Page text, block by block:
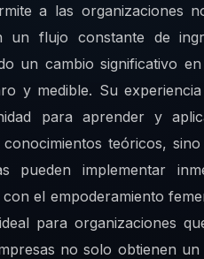
a las organizaciones
un flujo constante de
un cambio significativo
y medible. Su
para aprender y
teóricos,
pueden implementar
el empoderamiento
para organizaciones
no solo obtienen